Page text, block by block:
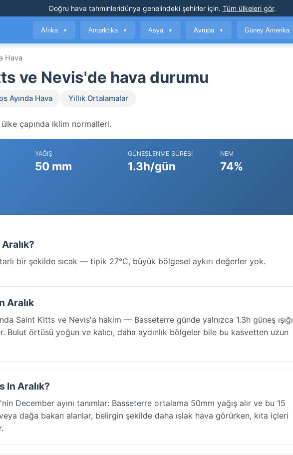
Doğru hava tahminleridünya genelindeki şehirler için. Tüm ülkeleri gör.
Afrika ▼ Antarktika ▼ Asya ▼ Avrupa ▼ Güney Amerika
Hava
ve Nevis'de hava durumu
Ayında Hava Yıllık Ortalamalar
çapında iklim normalleri.
YAĞIŞ
50 mm
GÜNEŞLENME SÜRESI
1.3h/gün
NEM
74%
bir şekilde sıcak — tipik 27°C, büyük bölgesel aykırı değerler yok.
Aralık
Saint Kitts ve Nevis'a hakim — Basseterre günde yalnızca 1.3h güneş ışığı
örtüsü yoğun ve kalıcı, daha aydınlık bölgeler bile bu kasvetten uzun
In Aralık?
December ayını tanımlar: Basseterre ortalama 50mm yağış alır ve bu 15
veya dağa bakan alanlar, belirgin şekilde daha ıslak hava görürken, kıta içleri